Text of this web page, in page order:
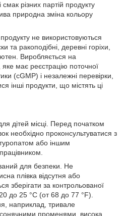
смак різних партій продукту
природна зміна кольору
не використовуються
ракоподібні, деревні горіхи,
Виробляється на
має реєстрацію поточної
(cGMP) і незалежні перевірки,
інші продукти, що містять ці
дітей місці. Перед початком
необхідно проконсультуватися з
або іншим
для безпеки. Не
плівка відсутня або
зберігати за контрольованої
до 25 °C (от 68 до 77 °F).
наприклад, тривале
променями, висока